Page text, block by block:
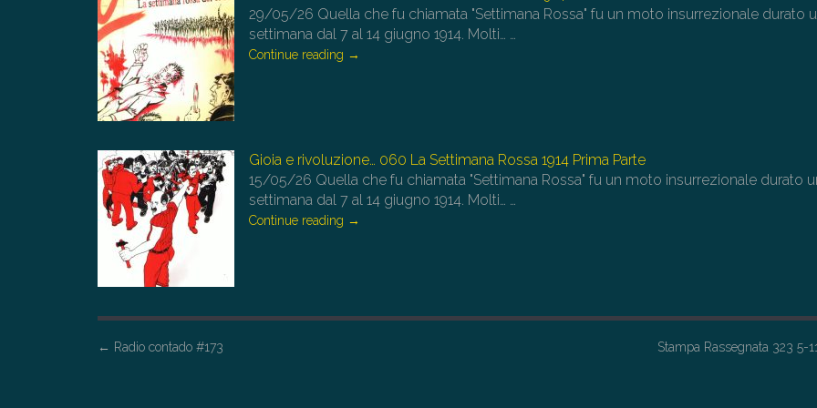
29/05/26 Quella che fu chiamata "Settimana Rossa" fu un moto insurrezionale durato
settimana dal 7 al 14 giugno 1914. Molti… …
Continue reading →
Gioia e rivoluzione… 060 La Settimana Rossa 1914 Prima Parte
15/05/26 Quella che fu chiamata "Settimana Rossa" fu un moto insurrezionale durato
settimana dal 7 al 14 giugno 1914. Molti… …
Continue reading →
P
← Radio contado #173 Stampa Rassegnata 323 5-